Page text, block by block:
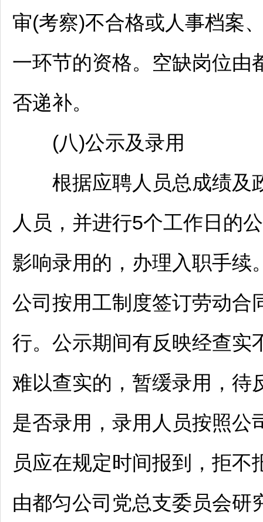
审(考察)不合格或人事档案
一环节的资格。空缺岗位由
否递补。
(八)公示及录用
根据应聘人员总成绩及
人员，并进行5个工作日的
影响录用的，办理入职手续
公司按用工制度签订劳动合
行。公示期间有反映经查实
难以查实的，暂缓录用，待
是否录用，录用人员按照公
员应在规定时间报到，拒
由都匀公司党总支委员会研